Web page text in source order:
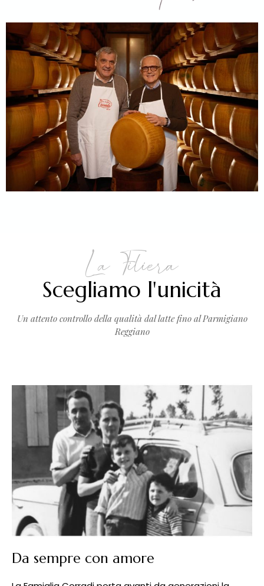
La Filiera
Scegliamo l'unicità
Un attento controllo della qualità dal latte fino al Parmigiano
Reggiano
Da sempre con amore